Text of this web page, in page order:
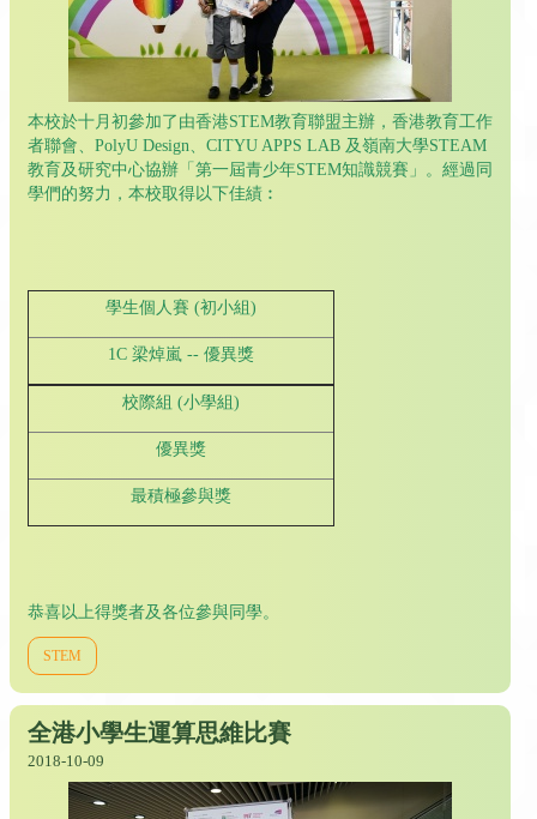
本校於十月初參加了由香港STEM教育聯盟主辦，香港教育工作
者聯會、PolyU Design、CITYU APPS LAB 及嶺南大學STEAM
教育及研究中心協辦「第一屆青少年STEM知識競賽」。經過同
學們的努力，本校取得以下佳績︰
學生個人賽 (初小組)
1C 梁焯嵐 -- 優異獎
校際組 (小學組)
優異獎
最積極參與獎
恭喜以上得獎者及各位參與同學。
STEM
全港小學生運算思維比賽
2018-10-09